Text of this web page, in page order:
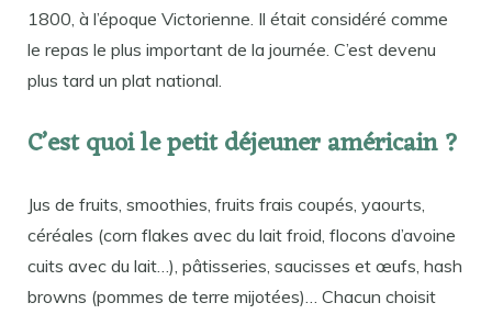
1800, à l’époque Victorienne. Il était considéré comme
le repas le plus important de la journée. C’est devenu
plus tard un plat national.
C’est quoi le petit déjeuner américain ?
Jus de fruits, smoothies, fruits frais coupés, yaourts,
céréales (corn flakes avec du lait froid, flocons d’avoine
cuits avec du lait…), pâtisseries, saucisses et œufs, hash
browns (pommes de terre mijotées)… Chacun choisit